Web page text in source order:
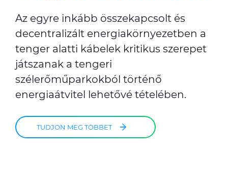
Az egyre inkább összekapcsolt és
decentralizált energiakörnyezetben a
tenger alatti kábelek kritikus szerepet
játszanak a tengeri
szélerőműparkokból történő
energiaátvitel lehetővé tételében.
TUDJON MEG TÖBBET